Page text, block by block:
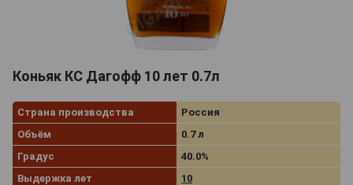
Коньяк КС Дагофф 10 лет 0.7л
Страна производства
Россия
Объём
0.7 л
Градус
40.0%
Выдержка лет
10